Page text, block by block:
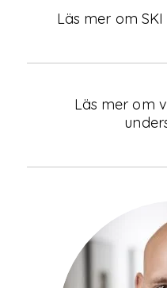
Läs mer om
Läs mer om